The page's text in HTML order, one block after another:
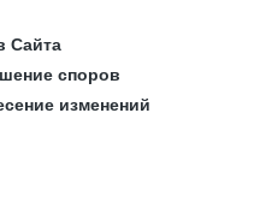
Сайта
споров
изменений